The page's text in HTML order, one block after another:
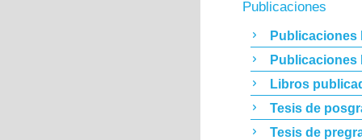
Publicaciones
Publicaciones
Publicaciones
Libros
Tesis de
Tesis de